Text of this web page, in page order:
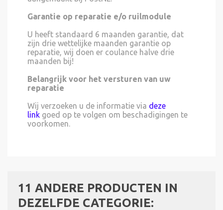
Garantie op reparatie e/o ruilmodule
U heeft standaard 6 maanden garantie, dat
zijn drie wettelijke maanden garantie op
reparatie, wij doen er coulance halve drie
maanden bij!
Belangrijk voor het versturen van uw
reparatie
Wij verzoeken u de informatie via deze
link goed op te volgen om beschadigingen te
voorkomen.
11 ANDERE PRODUCTEN IN
DEZELFDE CATEGORIE: